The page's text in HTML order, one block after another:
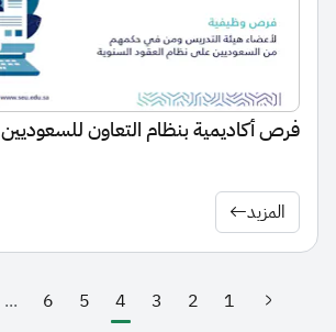
فرص أكاديمية بنظام التعاون للسعوديين
المزيد
1
2
3
4
(الصفحة الحالية)
5
6
...